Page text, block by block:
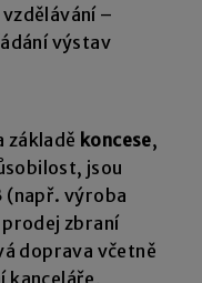
–
výstav
základě koncese,
jsou
(např. výroba
zbraní
doprava včetně
kanceláře,